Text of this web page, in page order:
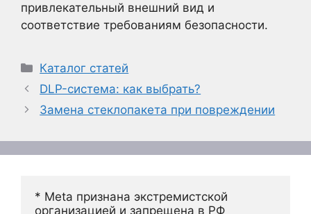
привлекательный внешний вид и
соответствие требованиям безопасности.
Рубрики
Каталог статей
DLP-система: как выбрать?
Замена стеклопакета при повреждении
* Meta признана экстремистской
организацией и запрещена в РФ